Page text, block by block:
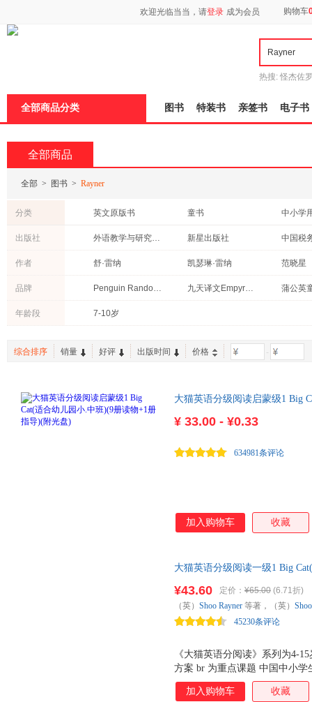
欢迎光临当当，请登录 成为会员 购物车
热搜: 怪杰佐
全部商品分类 图书 特装书 亲签书 电子书
全部商品
全部 > 图书 > Rayner
分类 英文原版书 童书
中小学
经济
外语
教材
出版社 外语教学与研究出版社 新星出版社
中国税
新蕾出版社
广东经
作者 舒·雷纳 凯瑟琳·雷纳 范晓星
品牌 Penguin Random House 九天译文Empyrean Translation 蒲公英
年龄段 7-10岁
综合排序 销量 好评 出版时间 价格 -
大猫英语分级阅读启蒙级1 Big
¥ 33.00 - ¥0.33
634981条评论
加入购物车 收藏
大猫英语分级阅读一级1 Big
验用书，为4-15岁中国少年儿
《大猫英语分阅读》系列为4-
方案 br 为重点课题 中国中小
英国著名分级阅读教育专家
和插画家共同打造 br 分为 分
¥43.60 定价： ¥65.00 (6.71折)
45230条评论
（英） Shoo Rayner 等著，（英） Shoo
加入购物车 收藏
页
加